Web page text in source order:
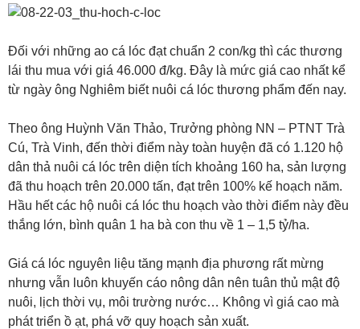
Đối với những ao cá lóc đạt chuẩn 2 con/kg thì các thương
lái thu mua với giá 46.000 đ/kg. Đây là mức giá cao nhất kể
từ ngày ông Nghiêm biết nuôi cá lóc thương phẩm đến nay.
Theo ông Huỳnh Văn Thảo, Trưởng phòng NN – PTNT Trà
Cú, Trà Vinh, đến thời điểm này toàn huyện đã có 1.120 hộ
dân thả nuôi cá lóc trên diện tích khoảng 160 ha, sản lượng
đã thu hoạch trên 20.000 tấn, đạt trên 100% kế hoạch năm.
Hầu hết các hộ nuôi cá lóc thu hoạch vào thời điểm này đều
thắng lớn, bình quân 1 ha bà con thu về 1 – 1,5 tỷ/ha.
Giá cá lóc nguyên liệu tăng mạnh địa phương rất mừng
nhưng vẫn luôn khuyến cáo nông dân nên tuân thủ mật độ
nuôi, lịch thời vụ, môi trường nước… Không vì giá cao mà
phát triển ồ ạt, phá vỡ quy hoạch sản xuất.